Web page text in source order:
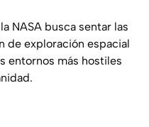
NASA busca sentar las
de exploración espacial
entornos más hostiles